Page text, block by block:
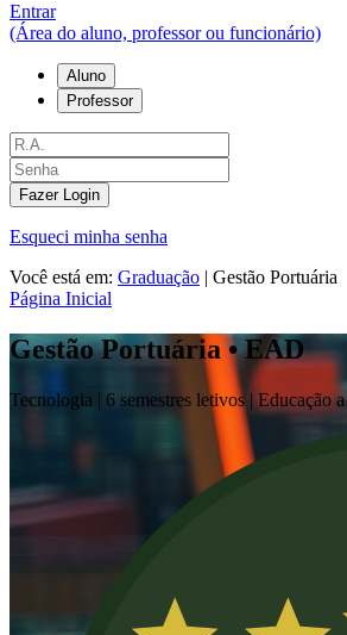
Entrar
(Área do aluno, professor ou funcionário)
Aluno
Professor
Fazer Login
Esqueci minha senha
Você está em: Graduação | Gestão Portuária
Página Inicial
Gestão Portuária • EAD
Tecnologia | 6 semestres letivos | Educação